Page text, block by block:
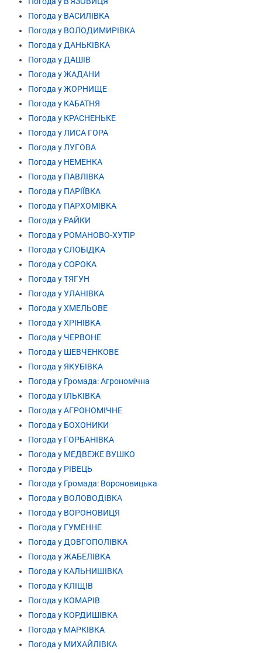
Погода у ВАСИЛІВКА
Погода у ВОЛОДИМИРІВКА
Погода у ДАНЬКІВКА
Погода у ДАШІВ
Погода у ЖАДАНИ
Погода у ЖОРНИЩЕ
Погода у КАБАТНЯ
Погода у КРАСНЕНЬКЕ
Погода у ЛИСА ГОРА
Погода у ЛУГОВА
Погода у НЕМЕНКА
Погода у ПАВЛІВКА
Погода у ПАРІЇВКА
Погода у ПАРХОМІВКА
Погода у РАЙКИ
Погода у РОМАНОВО-ХУТІР
Погода у СЛОБІДКА
Погода у СОРОКА
Погода у ТЯГУН
Погода у УЛАНІВКА
Погода у ХМЕЛЬОВЕ
Погода у ХРІНІВКА
Погода у ЧЕРВОНЕ
Погода у ШЕВЧЕНКОВЕ
Погода у ЯКУБІВКА
Погода у Громада: Агрономічна
Погода у ІЛЬКІВКА
Погода у АГРОНОМІЧНЕ
Погода у БОХОНИКИ
Погода у ГОРБАНІВКА
Погода у МЕДВЕЖЕ ВУШКО
Погода у РІВЕЦЬ
Погода у Громада: Вороновицька
Погода у ВОЛОВОДІВКА
Погода у ВОРОНОВИЦЯ
Погода у ГУМЕННЕ
Погода у ДОВГОПОЛІВКА
Погода у ЖАБЕЛІВКА
Погода у КАЛЬНИШІВКА
Погода у КЛІЩІВ
Погода у КОМАРІВ
Погода у КОРДИШІВКА
Погода у МАРКІВКА
Погода у МИХАЙЛІВКА